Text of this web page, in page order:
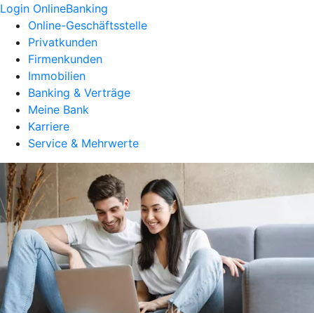
Login OnlineBanking
Online-Geschäftsstelle
Privatkunden
Firmenkunden
Immobilien
Banking & Verträge
Meine Bank
Karriere
Service & Mehrwerte